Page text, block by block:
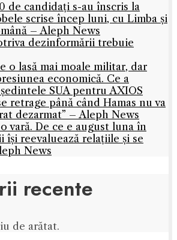
de candidați s-au înscris la
scrise încep luni, cu Limba și
– Aleph News
dezinformării trebuie
o lasă mai moale militar, dar
economică. Ce a
SUA pentru AXIOS
retrage până când Hamas nu va
dezarmat” – Aleph News
vară. De ce e august luna în
își reevaluează relațiile și se
News
recente
de arătat.